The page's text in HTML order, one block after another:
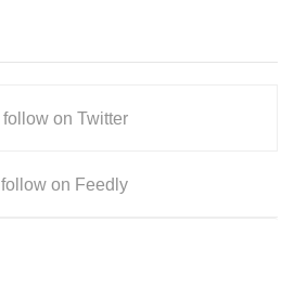
follow on Twitter
follow on Feedly